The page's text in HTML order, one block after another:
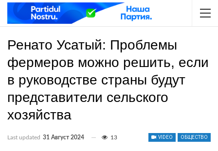
Ренато Усатый: Проблемы
фермеров можно решить, если
в руководстве страны будут
представители сельского
хозяйства
VIDEO ОБЩЕСТВО
Last updated 31 Август 2024 13